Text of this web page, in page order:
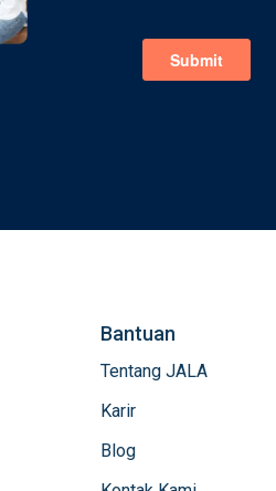
Bantuan
Tentang JALA
Karir
Blog